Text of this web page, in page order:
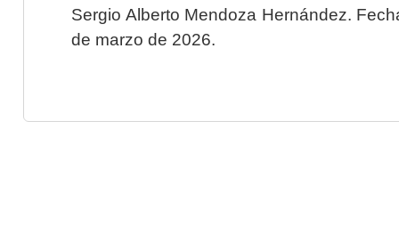
Sergio Alberto Mendoza Hernández.
de marzo de 2026.